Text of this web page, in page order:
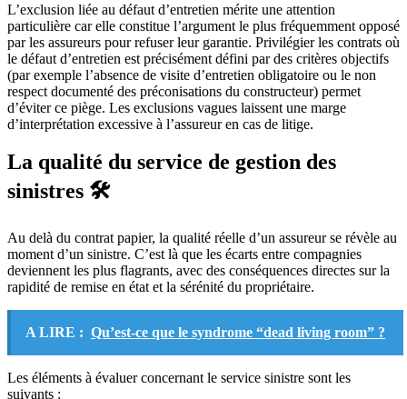
L’exclusion liée au défaut d’entretien mérite une attention
particulière car elle constitue l’argument le plus fréquemment opposé
par les assureurs pour refuser leur garantie. Privilégier les contrats où
le défaut d’entretien est précisément défini par des critères objectifs
(par exemple l’absence de visite d’entretien obligatoire ou le non
respect documenté des préconisations du constructeur) permet
d’éviter ce piège. Les exclusions vagues laissent une marge
d’interprétation excessive à l’assureur en cas de litige.
La qualité du service de gestion des
sinistres 🛠️
Au delà du contrat papier, la qualité réelle d’un assureur se révèle au
moment d’un sinistre. C’est là que les écarts entre compagnies
deviennent les plus flagrants, avec des conséquences directes sur la
rapidité de remise en état et la sérénité du propriétaire.
A LIRE : Qu’est-ce que le syndrome “dead living room” ?
Les éléments à évaluer concernant le service sinistre sont les
suivants :